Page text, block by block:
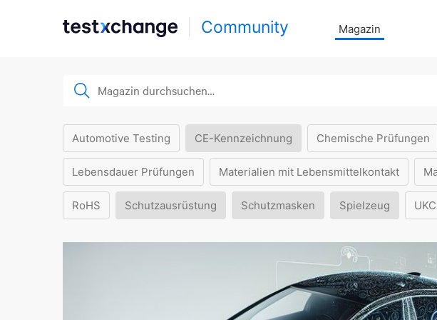
Community Magazin
Automotive Testing CE-Kennzeichnung Chemische Prüfungen
Lebensdauer Prüfungen Materialien mit Lebensmittelkontakt
RoHS Schutzausrüstung Schutzmasken Spielzeug